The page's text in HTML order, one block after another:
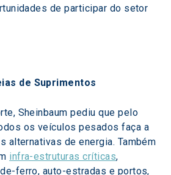
de participar do setor
de Suprimentos
Sheinbaum pediu que pelo
os veículos pesados faça a
alternativas de energia. Também
infra-estruturas críticas,
ferro, auto-estradas e portos,